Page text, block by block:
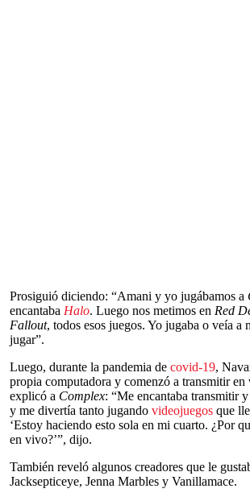
Prosiguió diciendo: “Amani y yo jugábamos a
encantaba Halo. Luego nos metimos en Red
Fallout, todos esos juegos. Yo jugaba o veía a
jugar”.
Luego, durante la pandemia de covid-19,
propia computadora y comenzó a transmitir en
explicó a Complex: “Me encantaba transmitir
y me divertía tanto jugando videojuegos que
‘Estoy haciendo esto sola en mi cuarto. ¿Por
en vivo?’”, dijo.
También reveló algunos creadores que le
Jacksepticeye, Jenna Marbles y Vanillamace.